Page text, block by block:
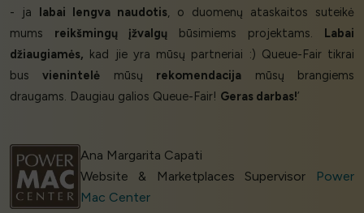
- ja
labai lengva naudotis, o duomenų ataskaitos suteikė
mums reikšmingų įžvalgų būsimiems projektams.
Labai
džiaugiamės, kad jie yra mūsų partneriai :) Queue-Fair tikrai
busvienintelė mūsų rekomendacija mūsų brangiems
draugams. Daugiau galios Queue-Fair! Geras darbas!’
Ana Margarita Capati
Website & Marketplaces Supervisor
Power
Mac Center